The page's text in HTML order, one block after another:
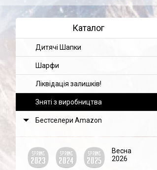
Каталог
Дитячі Шапки
Шарфи
Ліквідація залишків!
Зняті з виробництва
Бестселери Amazon
Весна
2026